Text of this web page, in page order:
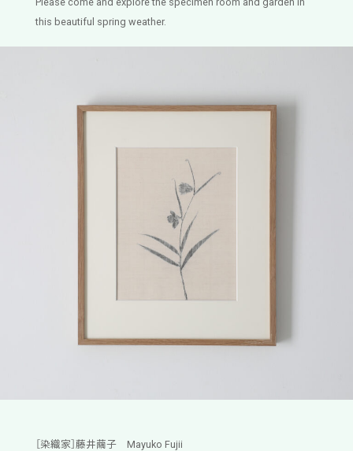
this beautiful spring weather.
［染織家］藤井繭子 Mayuko Fujii